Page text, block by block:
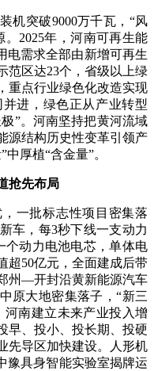
机突破9000万千瓦，“风
2025年，河南可再生能
电需求全部由新增可再生
范区达23个，省级以上绿
重点行业绿色化改造实现
进，绿色正从产业转型
”。河南坚持把黄河流域
源结构历史性变革引领产
厚植“含金量”。
抢先布局
一批标志性项目密集落
车，每3秒下线一支动力
个动力电池电芯，单体电
超50亿元，全面建成后带
州—开封沿黄新能源汽车
原大地密集落子，“新三
河南建立未来产业投入增
早、投小、投长期、投硬
先导区加快建设。人形机
豫具身智能实验室揭牌运